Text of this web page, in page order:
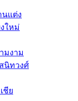
นแต่ง
ใหม่
มงาม
นิทวงศ์
ชีย